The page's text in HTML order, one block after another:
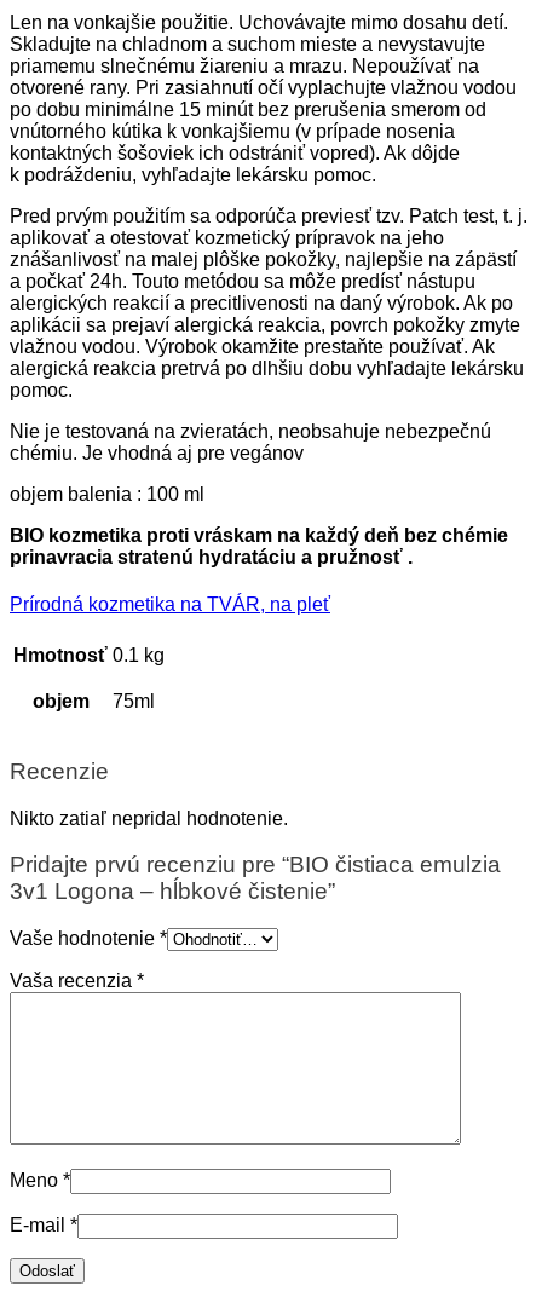
Len na vonkajšie použitie. Uchovávajte mimo dosahu detí.
Skladujte na chladnom a suchom mieste a nevystavujte
priamemu slnečnému žiareniu a mrazu. Nepoužívať na
otvorené rany. Pri zasiahnutí očí vyplachujte vlažnou vodou
po dobu minimálne 15 minút bez prerušenia smerom od
vnútorného kútika k vonkajšiemu (v prípade nosenia
kontaktných šošoviek ich odstrániť vopred). Ak dôjde
k podráždeniu, vyhľadajte lekársku pomoc.
Pred prvým použitím sa odporúča previesť tzv. Patch test, t. j.
aplikovať a otestovať kozmetický prípravok na jeho
znášanlivosť na malej plôške pokožky, najlepšie na zápästí
a počkať 24h. Touto metódou sa môže predísť nástupu
alergických reakcií a precitlivenosti na daný výrobok. Ak po
aplikácii sa prejaví alergická reakcia, povrch pokožky zmyte
vlažnou vodou. Výrobok okamžite prestaňte používať. Ak
alergická reakcia pretrvá po dlhšiu dobu vyhľadajte lekársku
pomoc.
Nie je testovaná na zvieratách, neobsahuje nebezpečnú
chémiu. Je vhodná aj pre vegánov
objem balenia : 100 ml
BIO kozmetika proti vráskam na každý deň bez chémie
prinavracia stratenú hydratáciu a pružnosť .
Prírodná kozmetika na TVÁR, na pleť
Hmotnosť 0.1 kg
objem 75ml
Recenzie
Nikto zatiaľ nepridal hodnotenie.
Pridajte prvú recenziu pre “BIO čistiaca emulzia
3v1 Logona – hĺbkové čistenie”
Vaše hodnotenie *
Vaša recenzia *
Meno *
E-mail *